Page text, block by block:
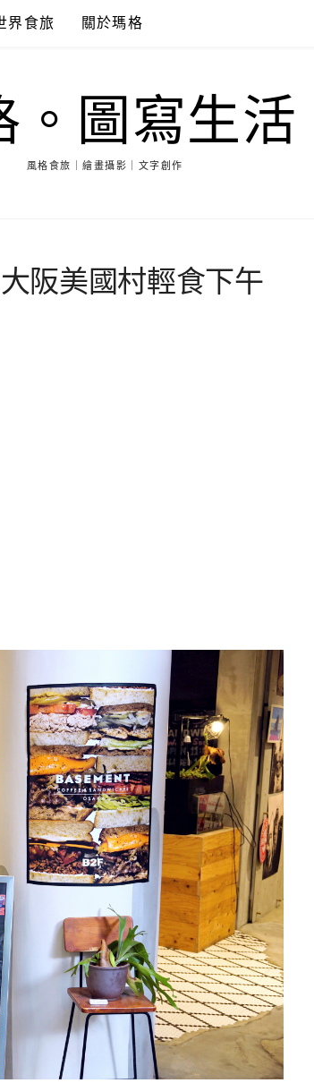
界食旅 關於瑪格
。圖寫生活
風格食旅｜繪畫攝影｜文字創作
阪美國村輕食下午